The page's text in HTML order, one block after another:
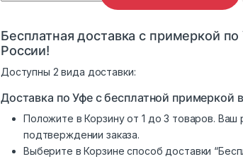
Бесплатная доставка с примеркой
России!
Доступны 2 вида доставки:
Доставка по Уфе с бесплатной примеркой
Положите в Корзину от 1 до 3 товаров.
подтверждении заказа.
Выберите в Корзине способ доставки